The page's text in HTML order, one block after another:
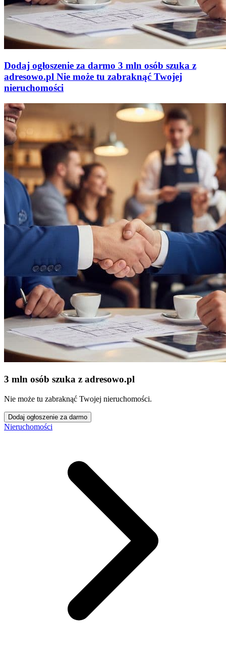
Dodaj ogłoszenie za darmo 3 mln osób szuka z
adresowo.pl Nie może tu zabraknąć Twojej
nieruchomości
3 mln osób szuka z adresowo.pl
Nie może tu zabraknąć Twojej nieruchomości.
Dodaj ogłoszenie za darmo
Nieruchomości